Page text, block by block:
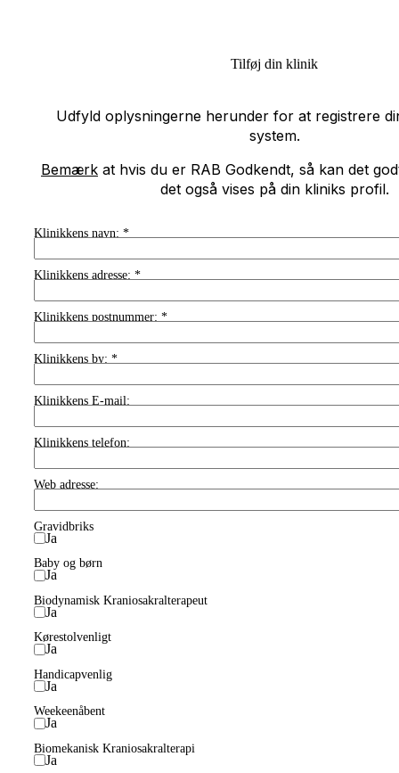
Tilføj din klinik
Udfyld oplysningerne herunder for at registrere
system.
Bemærk at hvis du er RAB Godkendt, så kan det
det også vises på din kliniks profil.
Klinikkens navn: *
Klinikkens adresse: *
Klinikkens postnummer: *
Klinikkens by: *
Klinikkens E-mail:
Klinikkens telefon:
Web adresse:
Gravidbriks
Ja
Baby og børn
Ja
Biodynamisk Kraniosakralterapeut
Ja
Kørestolvenligt
Ja
Handicapvenlig
Ja
Weekeenåbent
Ja
Biomekanisk Kraniosakralterapi
Ja